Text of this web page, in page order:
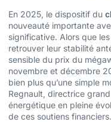
En 2025, le dispositif du
nouveauté importante
significative. Alors que
retrouver leur stabilité
sensible du prix du
novembre et décembre
bien plus qu’une simple
Regnault, directrice
énergétique en pleine
de ces soutiens financiers.